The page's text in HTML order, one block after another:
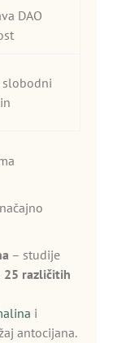
DAO
slobodni
– studije
25 različitih
i
antocijana.